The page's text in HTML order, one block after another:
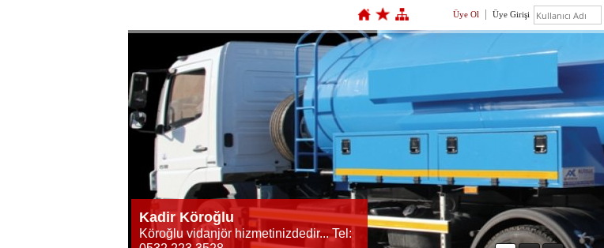
Üye Ol Üye Girişi
Kadir Köroğlu
Köroğlu vidanjör hizmetinizdedir... Tel: